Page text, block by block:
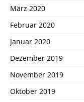
März 2020
Februar 2020
Januar 2020
Dezember 2019
November 2019
Oktober 2019